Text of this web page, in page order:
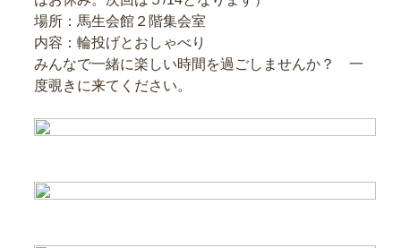
場所：馬生会館２階集会室
内容：輪投げとおしゃべり
みんなで一緒に楽しい時間を過ごしませんか？ 一
度覗きに来てください。